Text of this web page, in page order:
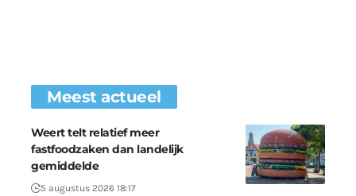
Meest actueel
Weert telt relatief meer
fastfoodzaken dan landelijk
gemiddelde
5 augustus 2026 18:17